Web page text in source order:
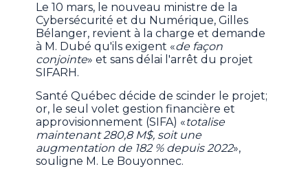
Le 10 mars, le nouveau ministre de la
Cybersécurité et du Numérique, Gilles
Bélanger, revient à la charge et demande
à M. Dubé qu'ils exigent «de façon
conjointe» et sans délai l'arrêt du projet
SIFARH.
Santé Québec décide de scinder le projet;
or, le seul volet gestion financière et
approvisionnement (SIFA) «totalise
maintenant 280,8 M$, soit une
augmentation de 182 % depuis 2022»,
souligne M. Le Bouyonnec.